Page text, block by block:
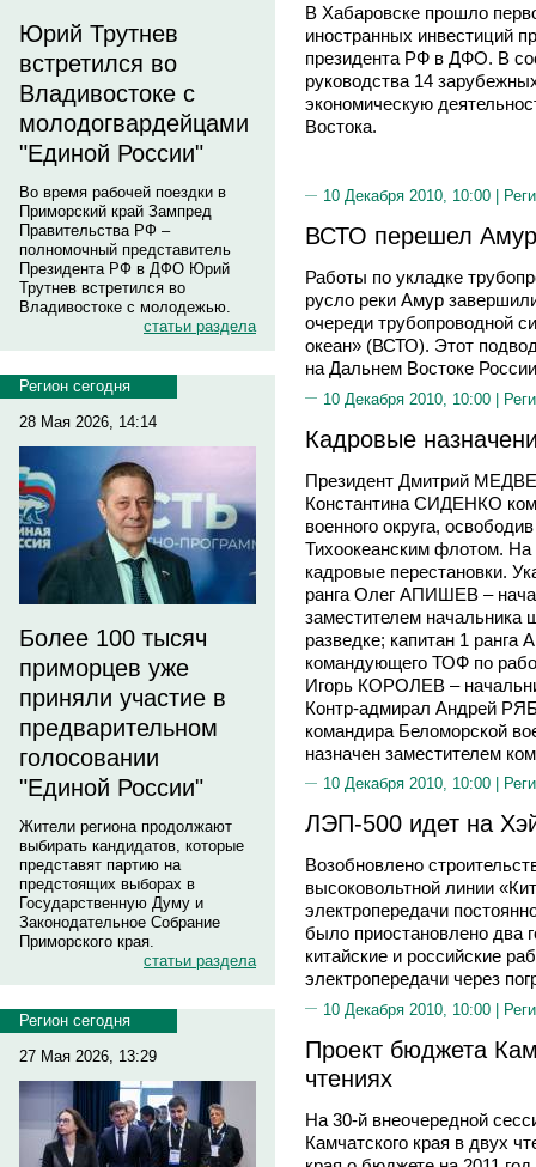
Юрий Трутнев
встретился во
Владивостоке с
молодогвардейцами
"Единой России"
Во время рабочей поездки в
Приморский край Зампред
Правительства РФ –
полномочный представитель
Президента РФ в ДФО Юрий
Трутнев встретился во
Владивостоке с молодежью.
статьи раздела
Регион сегодня
28 Мая 2026, 14:14
Более 100 тысяч
приморцев уже
приняли участие в
предварительном
голосовании
"Единой России"
Жители региона продолжают
выбирать кандидатов, которые
представят партию на
предстоящих выборах в
Государственную Думу и
Законодательное Собрание
Приморского края.
статьи раздела
Регион сегодня
27 Мая 2026, 13:29
В Хабаровске прошло
иностранных инвестиций
президента РФ в ДФО. В
руководства 14
экономическую
Востока.
10 Декабря 2010, 10:00 |
ВСТО перешел Амур
Работы по укладке
русло реки Амур
очереди трубопроводной
океан» (ВСТО). Этот
на Дальнем Востоке
10 Декабря 2010, 10:00 |
Кадровые
Президент Дмитрий
Константина СИДЕНКО
военного округа,
Тихоокеанским флотом.
кадровые перестановки.
ранга Олег АПИШЕВ –
заместителем начальника
разведке; капитан 1
командующего ТОФ по
Игорь КОРОЛЕВ –
Контр-адмирал Андрей
командира Беломорской
назначен заместителем
10 Декабря 2010, 10:00 |
ЛЭП-500 идет на
Возобновлено
высоковольтной линии
электропередачи
было приостановлено два
китайские и российские
электропередачи через
10 Декабря 2010, 10:00 |
Проект бюджета
чтениях
На 30-й внеочередной
Камчатского края в двух